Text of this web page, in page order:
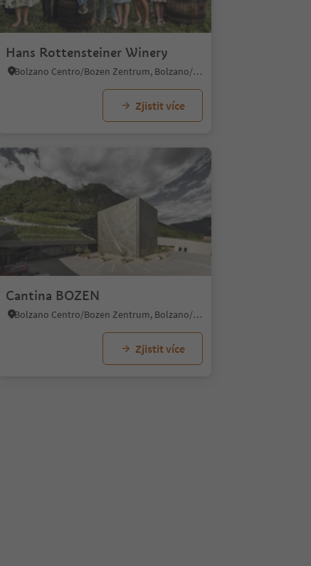
Hans Rottensteiner Winery
Bolzano Centro/Bozen Zentrum, Bolzano/Bozen, Bolzano/Bozen and environs
Zjistit více
Cantina BOZEN
Bolzano Centro/Bozen Zentrum, Bolzano/Bozen, Bolzano/Bozen and environs
Zjistit více